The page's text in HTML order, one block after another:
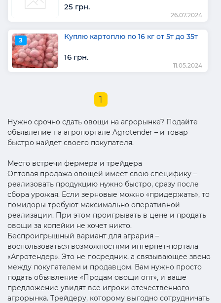
25 грн.
26.07.2024
З Куплю картоплю по 16 кг от 5т до 35т
16 грн.
11.05.2024
1
Нужно срочно сдать овощи на агрорынке? Подайте
объявление на агропортале Agrotender – и товар
быстро найдет своего покупателя.
Место встречи фермера и трейдера
Оптовая продажа овощей имеет свою специфику –
реализовать продукцию нужно быстро, сразу после
сбора урожая. Если зерновые можно «придержать», то
помидоры требуют максимально оперативной
реализации. При этом проигрывать в цене и продать
овощи за копейки не хочет никто.
Беспроигрышный вариант для агрария –
воспользоваться возможностями интернет-портала
«Агротендер». Это не посредник, а связывающее звено
между покупателем и продавцом. Вам нужно просто
подать объявление «Продам овощи опт», и ваше
предложение увидят все игроки отечественного
агрорынка. Трейдеру, которому выгодно сотрудничать